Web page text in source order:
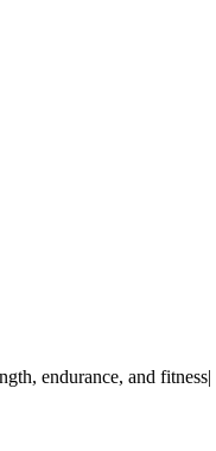
endurance, and fitness|